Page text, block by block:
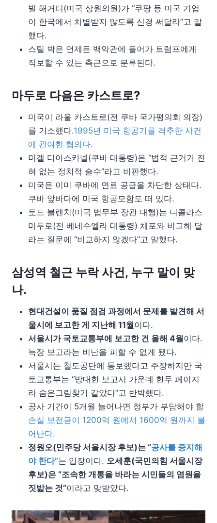
빌 해거티(미국 상원의원)가 “쿠팡 등 미국 기업
이 한국에서 차별받지 않도록 신경 써달라”고 말
했다.
스틸 박은 언제든 백악관에 들어가 트럼프에게
직보할 수 있는 측근으로 분류된다.
마두로 다음은 카스트로?
미국이 라울 카스트로(전 쿠바 국가평의회 의장)
를 기소했다.1995년 미국 항공기를 격추한 사건
에 관여한 혐의다.
미겔 디아스카넬(쿠바 대통령)은 “법적 근거가 전
혀 없는 정치적 술수”라고 비판했다.
미국은 이미 쿠바에 연료 공급을 차단한 상태다.
쿠바 앞바다에 미국 항공모함도 떠 있다.
토드 블랜치(미국 법무부 장관 대행)는 니콜라스
마두로(전 베네수엘라 대통령) 체포와 비교해 달
라는 질문에 “비교하지 않겠다”고 말했다.
삼성역 철근 누락 사건, 누구 말이 맞
나.
현대건설이 품질 점검 과정에서 문제를 발견해 서
울시에 보고한 게 지난해 11월 이다.
서울시가 국토교통부에 보고한 건 올해 4월 이다.
늑장 보고라는 비난을 피할 수 없게 됐다.
서울시는 철도공단에 통보했다고 주장하지만 국
토교통부는 “방대한 보고서 가운데 한두 페이지
라 숨은그림찾기 같았다”고 반박했다.
공사 기간이 5개월 늘어나면 정부가 부담해야 할
손실 보전금이 1200억 원에서 1600억 원까지 불
어난다.
정원오(민주당 서울시장 후보)는 “공사를 중지해
야 한다”는 입장이다. 오세훈(국민의힘 서울시장
후보)은 “조속한 개통을 바라는 시민들의 염원을
짓밟는 것”이라고 맞받았다.